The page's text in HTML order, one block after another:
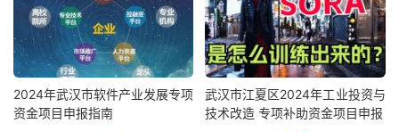
2024年武汉市软件产业发展专项
资金项目申报指南
武汉市江夏区2024年工业投资与
技术改造 专项补助资金项目申报